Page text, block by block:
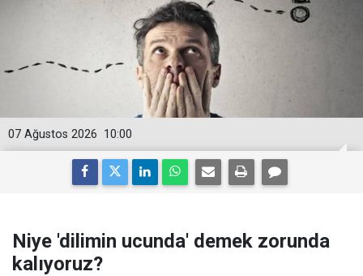
10:00
07 Ağustos 2026
Niye 'dilimin ucunda' demek zorunda
kalıyoruz?